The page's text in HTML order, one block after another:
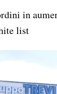
in
list